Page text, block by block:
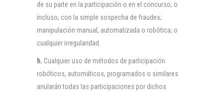
de su parte en la participación o en el concurso, o
incluso, con la simple sospecha de fraudes;
manipulación manual, automatizada o robótica; o
cualquier irregularidad.
h. Cualquier uso de métodos de participación
robóticos, automáticos, programados o similares
anularán todas las participaciones por dichos